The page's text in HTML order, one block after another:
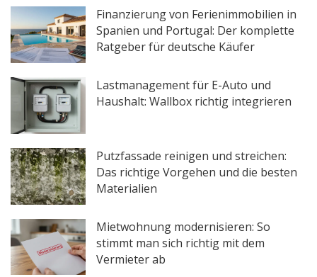
Finanzierung von Ferienimmobilien in
Spanien und Portugal: Der komplette
Ratgeber für deutsche Käufer
Lastmanagement für E-Auto und
Haushalt: Wallbox richtig integrieren
Putzfassade reinigen und streichen:
Das richtige Vorgehen und die besten
Materialien
Mietwohnung modernisieren: So
stimmt man sich richtig mit dem
Vermieter ab